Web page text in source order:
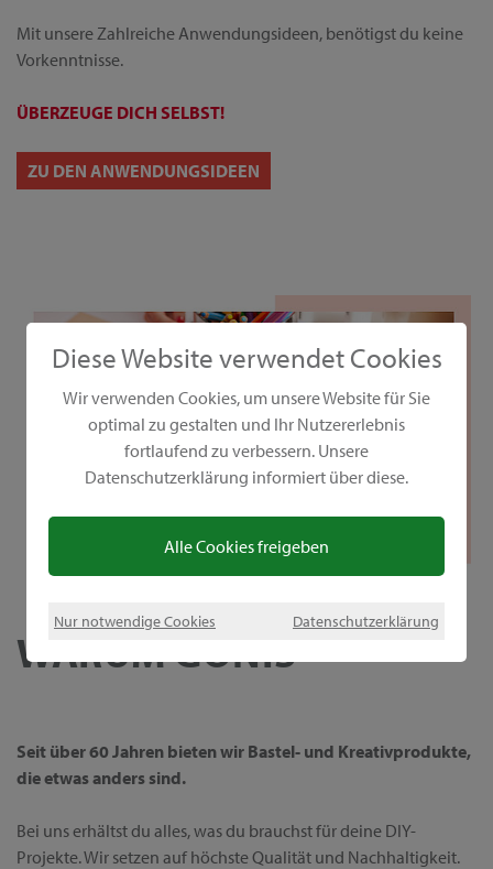
Diese Website verwendet Cookies
Wir verwenden Cookies, um unsere Website für Sie
optimal zu gestalten und Ihr Nutzererlebnis
fortlaufend zu verbessern. Unsere
Datenschutzerklärung informiert über diese.
Alle Cookies freigeben
Nur notwendige Cookies Datenschutzerklärung
Mit unsere Zahlreiche Anwendungsideen, benötigst du keine
Vorkenntnisse.
ÜBERZEUGE DICH SELBST!
ZU DEN ANWENDUNGSIDEEN
WARUM GONIS
Seit über 60 Jahren bieten wir Bastel- und Kreativprodukte,
die etwas anders sind.
Bei uns erhältst du alles, was du brauchst für deine DIY-
Projekte. Wir setzen auf höchste Qualität und Nachhaltigkeit.